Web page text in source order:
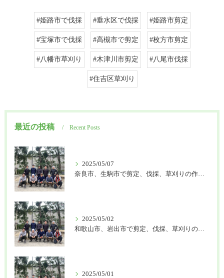
#姫路市で伐採 #垂水区で伐採 #姫路市剪定
#宝塚市で伐採 #高槻市で剪定 #枚方市剪定
#八幡市草刈り #木津川市剪定 #八尾市伐採
#住吉区草刈り
最近の投稿 Recent Posts
2025/05/07
奈良市、生駒市で剪定、伐採、草刈りの作業を頼むなら はなまる造園
2025/05/02
和歌山市、岩出市で剪定、伐採、草刈りの作業を頼むなら はなまる造園
2025/05/01